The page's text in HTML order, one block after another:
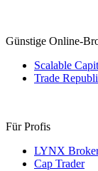
Günstige Online-
Scalable
Trade
Für Profis
LYNX
Cap Trader